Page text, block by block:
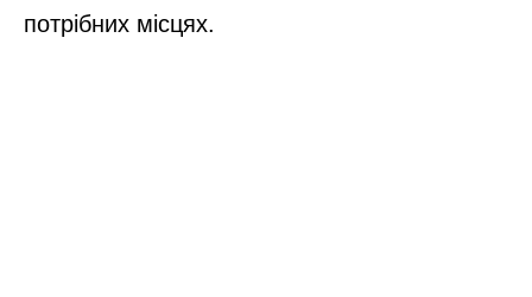
потрібних місцях.